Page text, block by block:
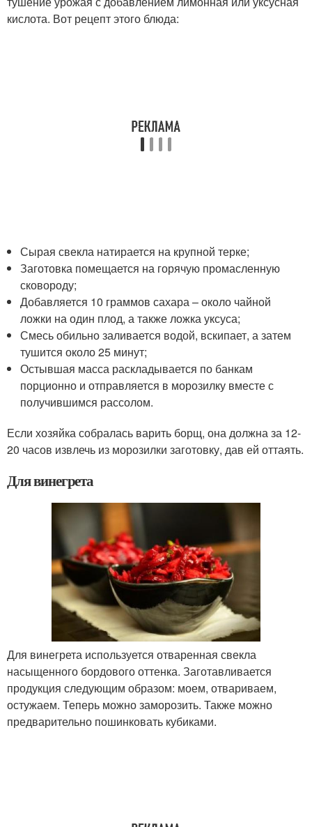
кислота. Вот рецепт этого блюда:
Сырая свекла натирается на крупной терке;
Заготовка помещается на горячую промасленную
сковороду;
Добавляется 10 граммов сахара – около чайной
ложки на один плод, а также ложка уксуса;
Смесь обильно заливается водой, вскипает, а затем
тушится около 25 минут;
Остывшая масса раскладывается по банкам
порционно и отправляется в морозилку вместе с
получившимся рассолом.
Если хозяйка собралась варить борщ, она должна за 12-
20 часов извлечь из морозилки заготовку, дав ей оттаять.
Для винегрета
Для винегрета используется отваренная свекла
насыщенного бордового оттенка. Заготавливается
продукция следующим образом: моем, отвариваем,
остужаем. Теперь можно заморозить. Также можно
предварительно пошинковать кубиками.